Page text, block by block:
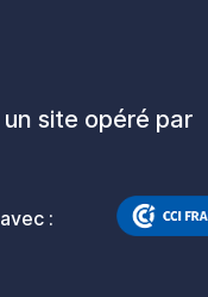
un site opéré par
avec :